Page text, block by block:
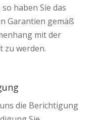
haben Sie das
Garantien gemäß
mit der
werden.
die Berichtigung